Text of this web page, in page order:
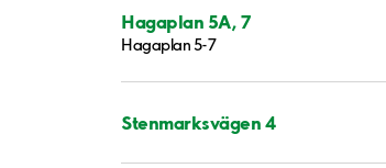
Hagaplan 5A, 7
Hagaplan 5-7
Stenmarksvägen 4